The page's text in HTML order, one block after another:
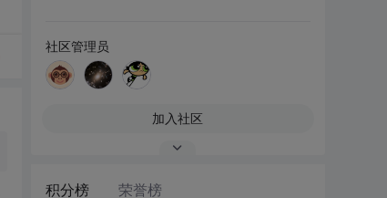
社区管理员
加入社区
积分榜 荣誉榜